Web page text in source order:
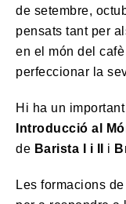
de setembre,
pensats tant per
en el món del
perfeccionar la
Hi ha un
Introducció al
de Barista I i II i
Les formacions de